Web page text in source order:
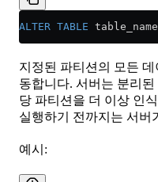
ALTER TABLE
지정된 파티션의 모든 데
동합니다. 서버는 분리
당 파티션을 더 이상 인
실행하기 전까지는 서버
예시: